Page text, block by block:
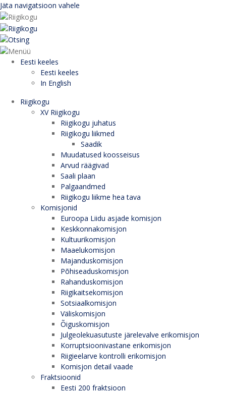
Jäta navigatsioon vahele
Eesti keeles
Eesti keeles
In English
Riigikogu
XV Riigikogu
Riigikogu juhatus
Riigikogu liikmed
Saadik
Muudatused koosseisus
Arvud räägivad
Saali plaan
Palgaandmed
Riigikogu liikme hea tava
Komisjonid
Euroopa Liidu asjade komisjon
Keskkonnakomisjon
Kultuurikomisjon
Maaelukomisjon
Majanduskomisjon
Põhiseaduskomisjon
Rahanduskomisjon
Riigikaitsekomisjon
Sotsiaalkomisjon
Väliskomisjon
Õiguskomisjon
Julgeolekuasutuste järelevalve erikomisjon
Korruptsioonivastane erikomisjon
Riigieelarve kontrolli erikomisjon
Komisjon detail vaade
Fraktsioonid
Eesti 200 fraktsioon